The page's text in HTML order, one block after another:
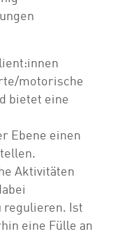
motorische
bietet eine
Ebene einen
Aktivitäten
regulieren. Ist
eine Fülle an